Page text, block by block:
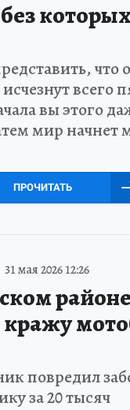
что
всего
вы этого
мир начнет
ПРОЧИТАТЬ
31 мая 2026 12:26
районе
повредил
за 20 тысяч